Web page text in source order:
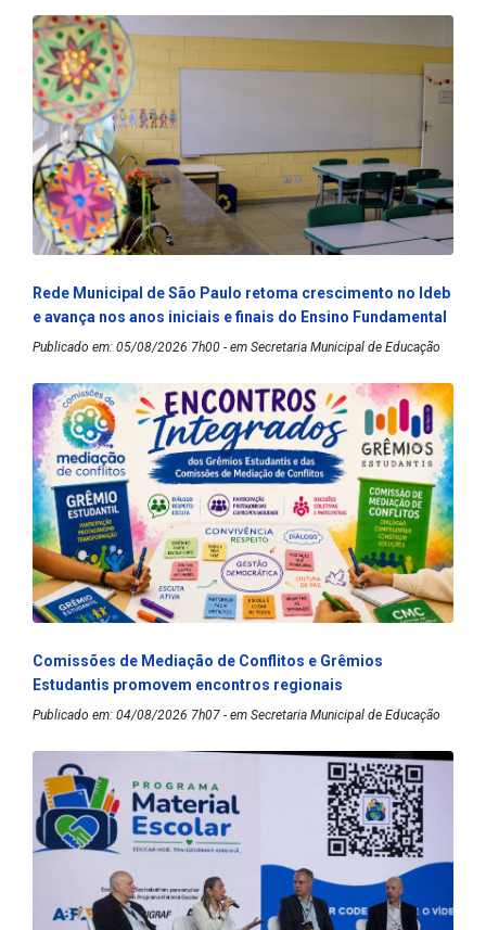
Rede Municipal de São Paulo retoma crescimento no Ideb
e avança nos anos iniciais e finais do Ensino Fundamental
Publicado em: 05/08/2026 7h00 - em Secretaria Municipal de Educação
Comissões de Mediação de Conflitos e Grêmios
Estudantis promovem encontros regionais
Publicado em: 04/08/2026 7h07 - em Secretaria Municipal de Educação